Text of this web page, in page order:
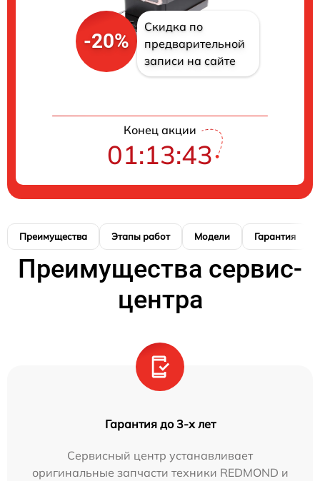
-20%
Скидка по
предварительной
записи на сайте
Конец акции
01:13:42
Преимущества Этапы работ Модели Гарантия
Преимущества сервис-
центра
Гарантия до 3-х лет
Сервисный центр устанавливает
оригинальные запчасти техники REDMOND и